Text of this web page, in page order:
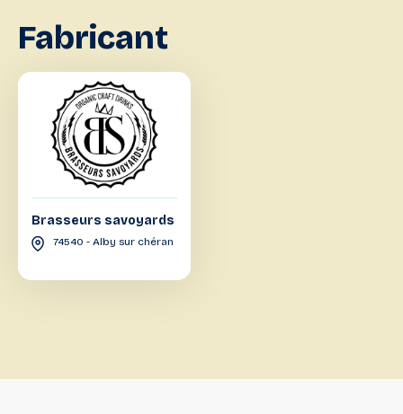
Fabricant
Brasseurs savoyards
74540 - Alby sur chéran